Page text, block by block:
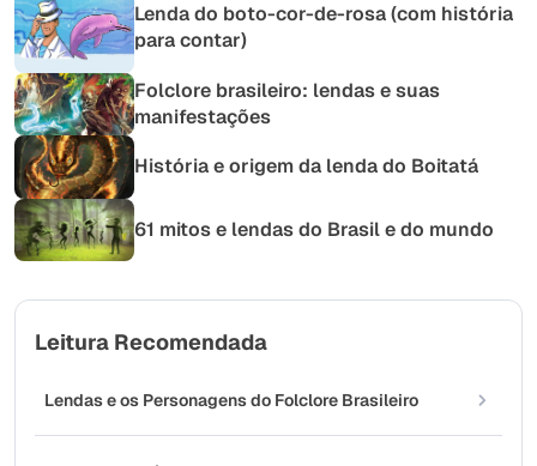
Lenda do boto-cor-de-rosa (com história
para contar)
Folclore brasileiro: lendas e suas
manifestações
História e origem da lenda do Boitatá
61 mitos e lendas do Brasil e do mundo
Leitura Recomendada
Lendas e os Personagens do Folclore Brasileiro